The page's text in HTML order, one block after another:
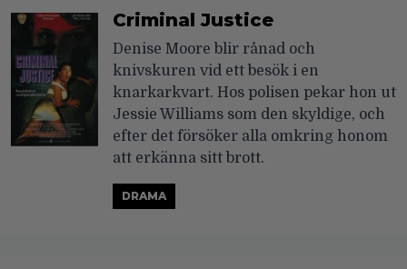
Criminal Justice
Denise Moore blir rånad och
knivskuren vid ett besök i en
knarkarkvart. Hos polisen pekar hon ut
Jessie Williams som den skyldige, och
efter det försöker alla omkring honom
att erkänna sitt brott.
DRAMA